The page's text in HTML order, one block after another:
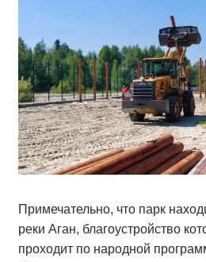
Примечательно, что парк
реки Аган, благоустройство
проходит по народной